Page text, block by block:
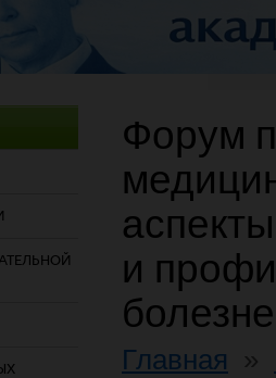
Форум
и
Главная